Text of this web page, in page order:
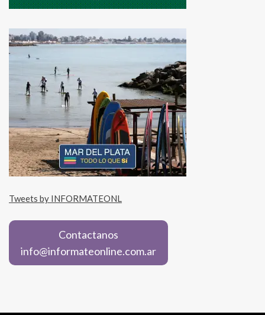
Tweets by INFORMATEONL
Contactanos
info@informateonline.com.ar